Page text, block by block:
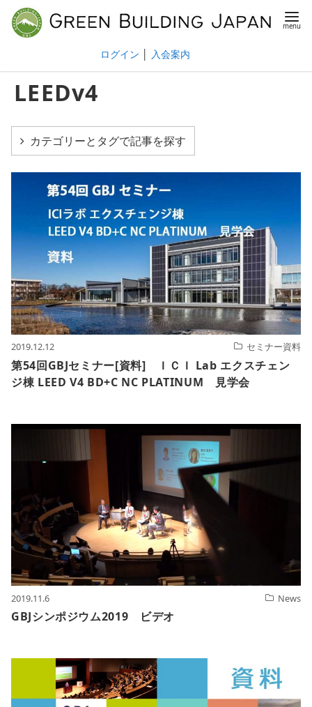
ログイン 入会案内
LEEDv4
カテゴリーとタグで記事を探す
2019.12.12 セミナー資料
第54回GBJセミナー[資料] ＩＣＩ Lab エクスチェン
ジ棟 LEED V4 BD+C NC PLATINUM 見学会
2019.11.6 News
GBJシンポジウム2019 ビデオ